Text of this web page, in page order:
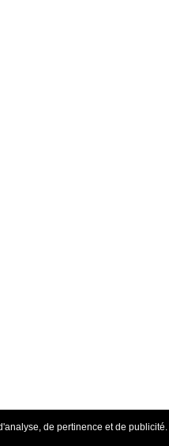
de pertinence et de publicité.